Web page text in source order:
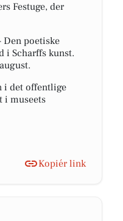
Festuge, der
Den poetiske
i Scharffs kunst.
i det offentlige
i museets
Kopiér link